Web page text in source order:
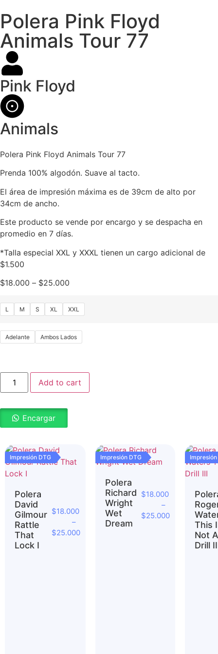
Polera Pink Floyd
Animals Tour 77
Pink Floyd
Animals
Polera Pink Floyd Animals Tour 77
Prenda 100% algodón. Suave al tacto.
El área de impresión máxima es de 39cm de alto por
34cm de ancho.
Este producto se vende por encargo y se despacha en
promedio en 7 días.
*Talla especial XXL y XXXL tienen un cargo adicional de
$1.500
$18.000 – $25.000
L M S XL XXL
Adelante Ambos Lados
Add to cart
Encargar
Impresión DTG
Polera
David
Gilmour
Rattle
That
Lock I
$18.000
–
$25.000
Impresión DTG
Polera
Richard
Wright
Wet
Dream
$18.000
–
$25.000
This
Not A
Drill